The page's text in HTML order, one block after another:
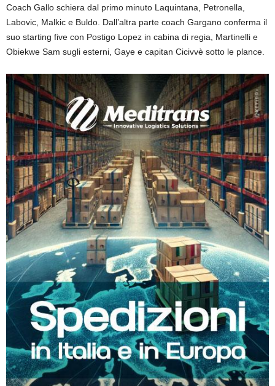
Coach Gallo schiera dal primo minuto Laquintana, Petronella,
Labovic, Malkic e Buldo. Dall’altra parte coach Gargano conferma il
suo starting five con Postigo Lopez in cabina di regia, Martinelli e
Obiekwe Sam sugli esterni, Gaye e capitan Cicivvè sotto le plance.